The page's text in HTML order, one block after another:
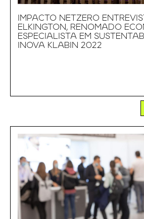
IMPACTO NETZERO
ELKINGTON, RENOMADO
ESPECIALISTA EM
INOVA KLABIN 2022